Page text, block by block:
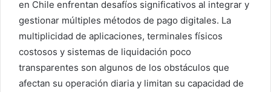
en Chile enfrentan desafíos significativos al integrar y
gestionar múltiples métodos de pago digitales. La
multiplicidad de aplicaciones, terminales físicos
costosos y sistemas de liquidación poco
transparentes son algunos de los obstáculos que
afectan su operación diaria y limitan su capacidad de